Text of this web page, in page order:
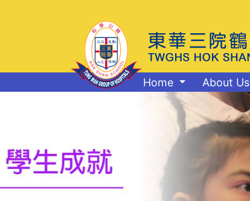
Home About Us